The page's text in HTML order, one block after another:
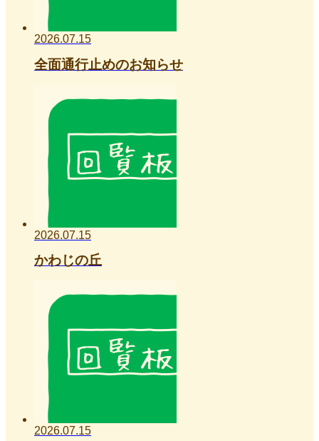
2026.07.15
全面通行止めのお知らせ
2026.07.15
かわじの丘
2026.07.15